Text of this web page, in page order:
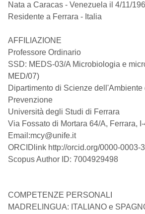
Nata a Caracas - Venezuela il 4/11/
Residente a Ferrara - Italia
AFFILIAZIONE
Professore Ordinario
SSD: MEDS-03/A Microbiologia e
MED/07)
Dipartimento di Scienze dell'Ambiente
Prevenzione
Università degli Studi di Ferrara
Via Fossato di Mortara 64/A, Ferrara,
Email:mcy@unife.it
ORCIDlink http://orcid.org/0000-0003-
Scopus Author ID: 7004929498
COMPETENZE PERSONALI
MADRELINGUA: ITALIANO e